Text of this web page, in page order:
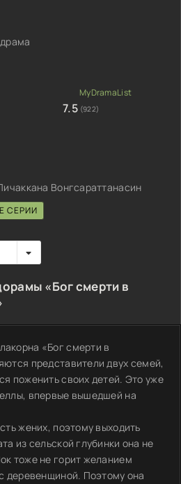
7.5 (922)
Вонгсараттанасин
СЕРИИ
«Бог смерти в
«Бог смерти в
представители двух семей,
поженить своих детей. Это уже
впервые вышедшей на
жених, поэтому выходить
из сельской глубинки она не
тоже не горит желанием
деревенщиной. Поэтому она